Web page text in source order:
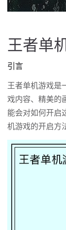
王者单
引言
王者单机游戏是
戏内容、精美的
能会对如何开启
机游戏的开启方